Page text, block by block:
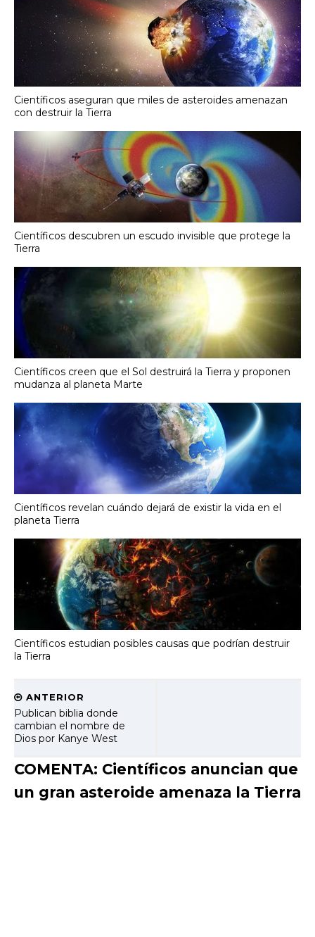
Científicos aseguran que miles de asteroides amenazan
con destruir la Tierra
Científicos descubren un escudo invisible que protege la
Tierra
Científicos creen que el Sol destruirá la Tierra y proponen
mudanza al planeta Marte
Científicos revelan cuándo dejará de existir la vida en el
planeta Tierra
Científicos estudian posibles causas que podrían destruir
la Tierra
ANTERIOR
Publican biblia donde
cambian el nombre de
Dios por Kanye West
COMENTA: Científicos anuncian que
un gran asteroide amenaza la Tierra